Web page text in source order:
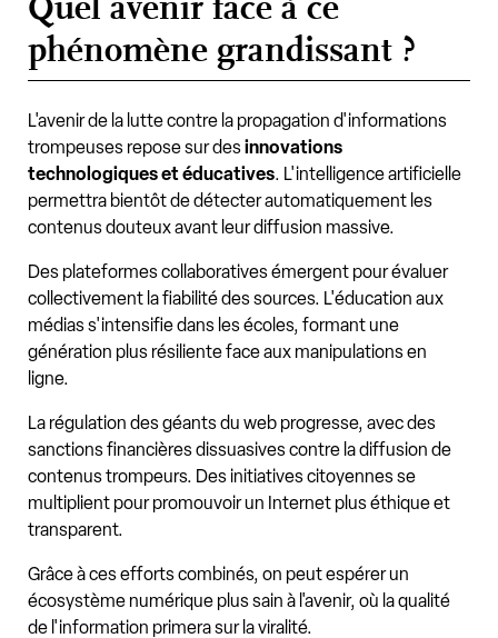
phénomène grandissant ?
L'avenir de la lutte contre la propagation d'informations
trompeuses repose sur desinnovations
technologiques et éducatives. L'intelligence artificielle
permettra bientôt de détecter automatiquement les
contenus douteux avant leur diffusion massive.
Des plateformes collaboratives émergent pour évaluer
collectivement la fiabilité des sources. L'éducation aux
médias s'intensifie dans les écoles, formant une
génération plus résiliente face aux manipulations en
ligne.
La régulation des géants du web progresse, avec des
sanctions financières dissuasives contre la diffusion de
contenus trompeurs. Des initiatives citoyennes se
multiplient pour promouvoir un Internet plus éthique et
transparent.
Grâce à ces efforts combinés, on peut espérer un
écosystème numérique plus sain à l'avenir, où la qualité
de l'information primera sur la viralité.